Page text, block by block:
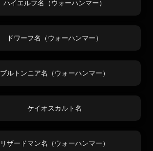
ハイエルフ名（ウォーハンマー）
ドワーフ名（ウォーハンマー）
ブルトンニア名（ウォーハンマー）
ケイオスカルト名
リザードマン名（ウォーハンマー）